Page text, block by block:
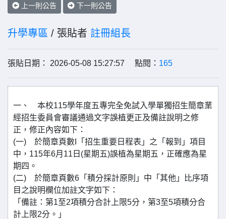
上一則公告 下一則公告
升學專區 / 張貼者 註冊組長
張貼日期： 2026-05-08 15:27:57 點閱： 165
一、 本校115學年度五專完全免試入學單獨招生簡章業
經招生委員會審議通過文字誤植更正及備註說明之修
正，修正內容如下：
(一) 於簡章頁數I「招生重要日程表」之「報到」項目
中，115年6月11日(星期五)誤植為星期五，正確應為星
期四。
(二) 於簡章頁數6「積分採計原則」中「其他」比序項
目之說明欄位加註文字如下：
「備註：第1至2項積分合計上限5分，第3至5項積分合
計上限2分。」